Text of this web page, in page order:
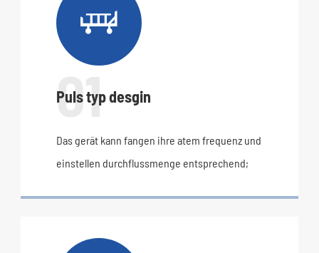

01
Puls typ desgin
Das gerät kann fangen ihre atem frequenz und
einstellen durchflussmenge entsprechend;